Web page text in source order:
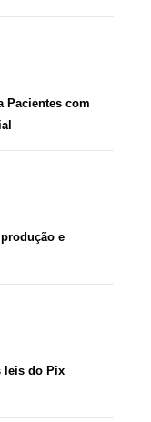
Pacientes com
e
leis do Pix